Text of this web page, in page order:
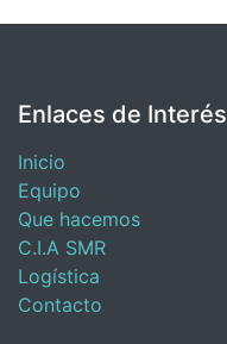
Enlaces de Interés
Inicio
Equipo
Que hacemos
C.I.A SMR
Logística
Contacto